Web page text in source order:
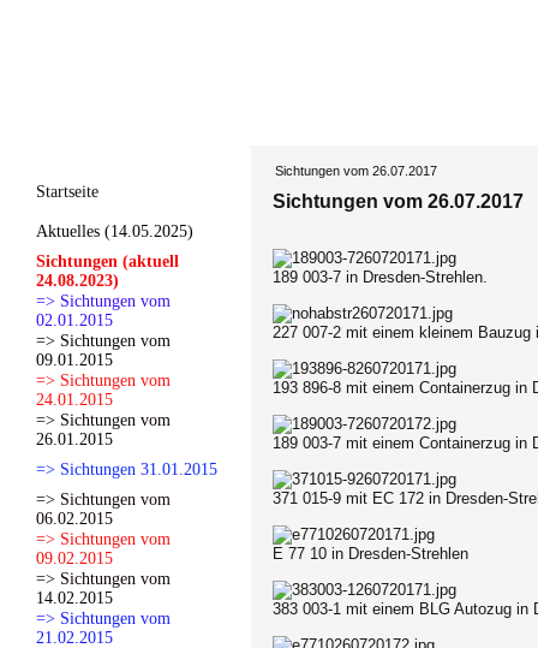
Startseite
Aktuelles (14.05.2025)
Sichtungen (aktuell
24.08.2023)
=> Sichtungen vom
02.01.2015
=> Sichtungen vom
09.01.2015
=> Sichtungen vom
24.01.2015
=> Sichtungen vom
26.01.2015
=> Sichtungen 31.01.2015
=> Sichtungen vom
06.02.2015
=> Sichtungen vom
09.02.2015
=> Sichtungen vom
14.02.2015
=> Sichtungen vom
21.02.2015
Sichtungen vom 26.07.2017
Sichtungen vom 26.07.2017
189 003-7 in Dresden-Strehlen.
227 007-2 mit einem kleinem Bauzug
193 896-8 mit einem Containerzug in
189 003-7 mit einem Containerzug in
371 015-9 mit EC 172 in Dresden-
E 77 10 in Dresden-Strehlen
383 003-1 mit einem BLG Autozug in